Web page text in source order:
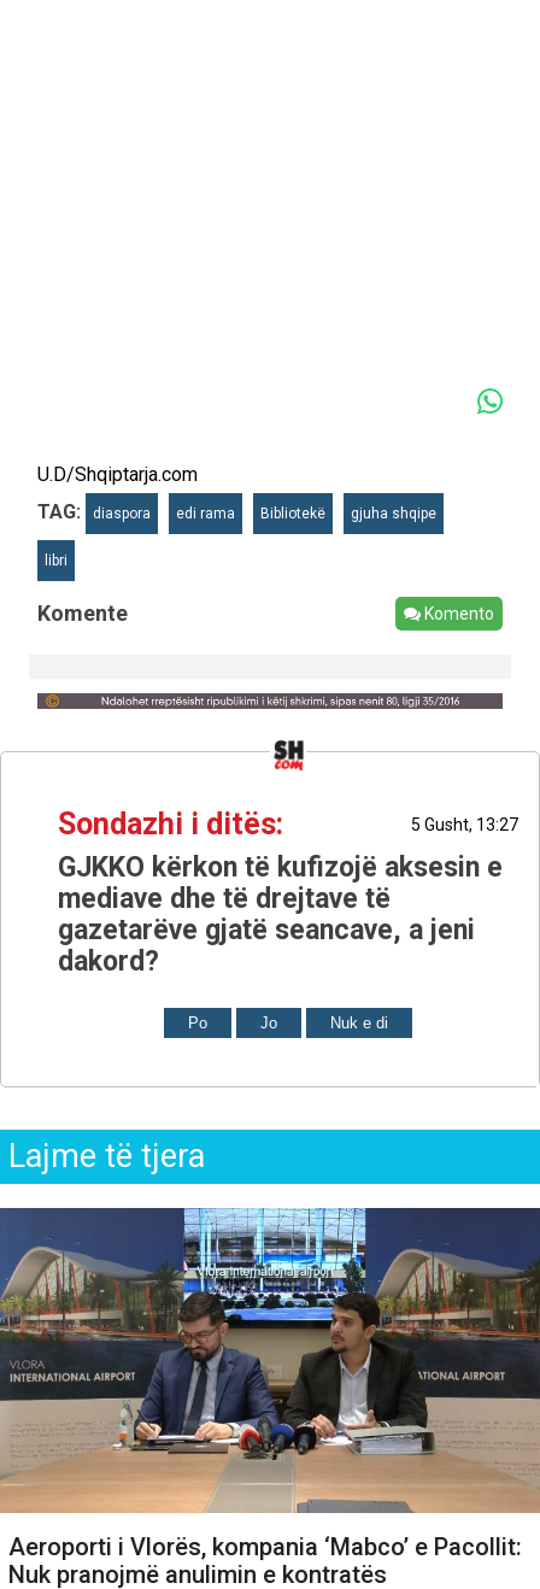
U.D/Shqiptarja.com
TAG:
diaspora edi rama Bibliotekë gjuha shqipe
libri
Komente Komento
Sondazhi i ditës: 5 Gusht, 13:27
GJKKO kërkon të kufizojë aksesin e
mediave dhe të drejtave të
gazetarëve gjatë seancave, a jeni
dakord?
Po Jo Nuk e di
Lajme të tjera
Aeroporti i Vlorës, kompania ‘Mabco’ e Pacollit:
Nuk pranojmë anulimin e kontratës